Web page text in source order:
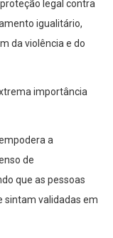
legal contra
igualitário,
da violência e do
importância
a
de
que as pessoas
sintam validadas em